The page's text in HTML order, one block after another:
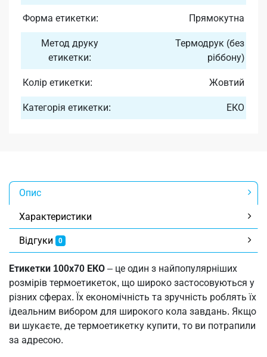
Форма етикетки: Прямокутна
Метод друку
етикетки:
Термодрук (без
ріббону)
Колір етикетки: Жовтий
Категорія етикетки: ЕКО
Опис
Характеристики
Відгуки 0
Етикетки 100х70 ЕКО – це один з найпопулярніших
розмірів термоетикеток, що широко застосовуються у
різних сферах. Їх економічність та зручність роблять їх
ідеальним вибором для широкого кола завдань. Якщо
ви шукаєте, де термоетикетку купити, то ви потрапили
за адресою.